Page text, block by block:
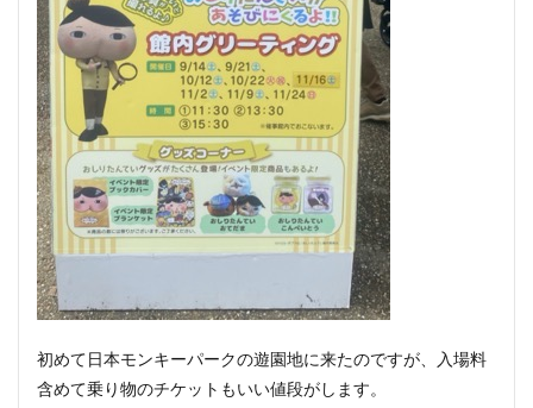
初めて日本モンキーパークの遊園地に来たのですが、入場料
含めて乗り物のチケットもいい値段がします。